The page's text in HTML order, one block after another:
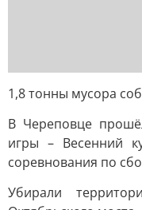
1,8 тонны мусора
В Череповце
игры – Весенний
соревнования по
Убирали